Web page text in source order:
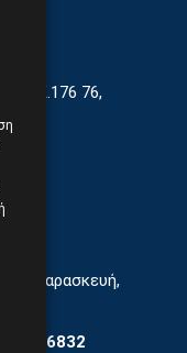
Τ.Κ.176 76,
Παρασκευή,
6832